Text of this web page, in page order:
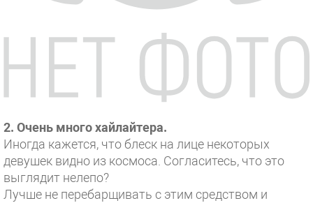
2. Очень много хайлайтера.
Иногда кажется, что блеск на лице некоторых
девушек видно из космоса. Согласитесь, что это
выглядит нелепо?
Лучше не перебарщивать с этим средством и